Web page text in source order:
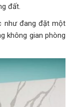
đất.
như đang đặt một
không gian phòng